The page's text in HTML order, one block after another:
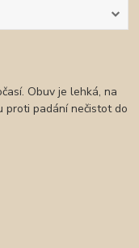
Obuv je lehká, na
proti padání nečistot do